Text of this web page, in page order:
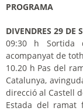
PROGRAMA
DIVENDRES 29 DE
09:30 h Sortida
acompanyat de
10.20 h Pas del
Catalunya,
direcció al Castell
Estada del ramat